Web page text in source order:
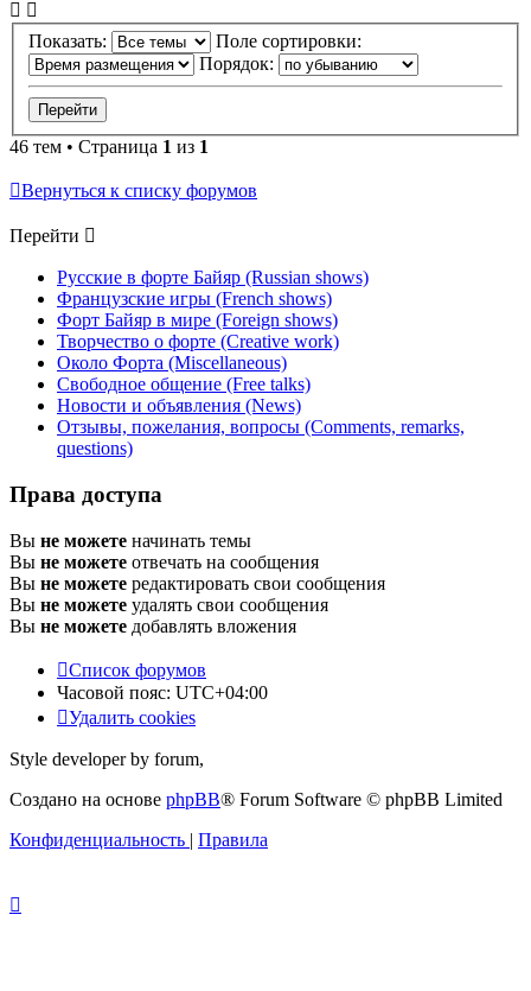
Показать:
Поле сортировки:
Порядок:
46 тем • Страница 1 из 1
Вернуться к списку форумов
Перейти
Русские в форте Байяр (Russian shows)
Французские игры (French shows)
Форт Байяр в мире (Foreign shows)
Творчество о форте (Creative work)
Около Форта (Miscellaneous)
Свободное общение (Free talks)
Новости и объявления (News)
Отзывы, пожелания, вопросы (Comments, remarks,
questions)
Права доступа
Вы не можете начинать темы
Вы не можете отвечать на сообщения
Вы не можете редактировать свои сообщения
Вы не можете удалять свои сообщения
Вы не можете добавлять вложения
Список форумов
Часовой пояс: UTC+04:00
Удалить cookies
Style developer by forum,
Создано на основе phpBB® Forum Software © phpBB Limited
Конфиденциальность | Правила